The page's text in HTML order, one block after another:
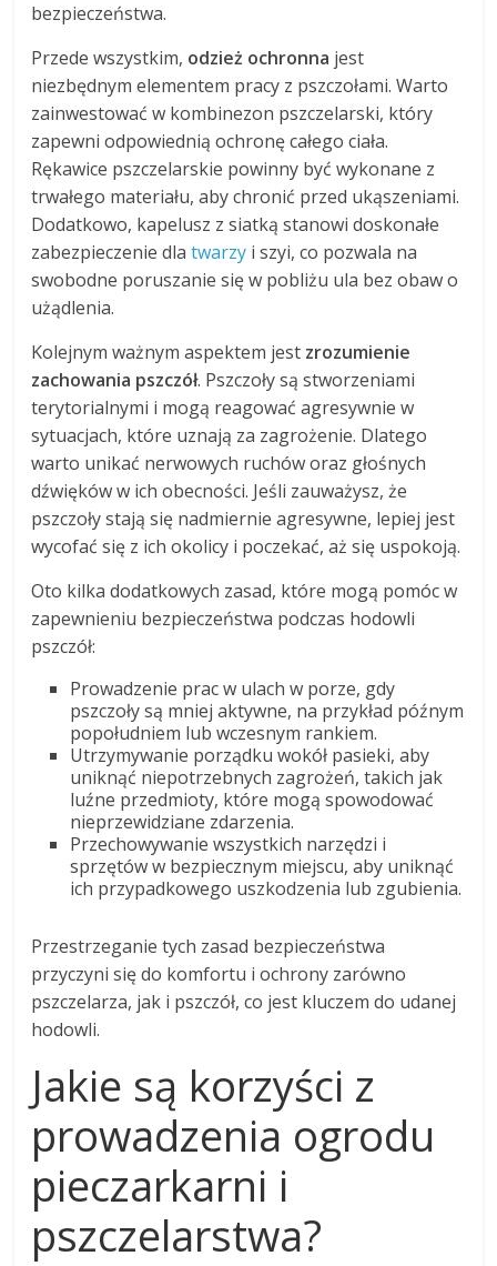
bezpieczeństwa.
Przede wszystkim, odzież ochronna jest
niezbędnym elementem pracy z pszczołami. Warto
zainwestować w kombinezon pszczelarski, który
zapewni odpowiednią ochronę całego ciała.
Rękawice pszczelarskie powinny być wykonane z
trwałego materiału, aby chronić przed ukąszeniami.
Dodatkowo, kapelusz z siatką stanowi doskonałe
zabezpieczenie dlatwarzy i szyi, co pozwala na
swobodne poruszanie się w pobliżu ula bez obaw o
użądlenia.
Kolejnym ważnym aspektem jest zrozumienie
zachowania pszczół. Pszczoły są stworzeniami
terytorialnymi i mogą reagować agresywnie w
sytuacjach, które uznają za zagrożenie. Dlatego
warto unikać nerwowych ruchów oraz głośnych
dźwięków w ich obecności. Jeśli zauważysz, że
pszczoły stają się nadmiernie agresywne, lepiej jest
wycofać się z ich okolicy i poczekać, aż się uspokoją.
Oto kilka dodatkowych zasad, które mogą pomóc w
zapewnieniu bezpieczeństwa podczas hodowli
pszczół:
Prowadzenie prac w ulach w porze, gdy
pszczoły są mniej aktywne, na przykład późnym
popołudniem lub wczesnym rankiem.
Utrzymywanie porządku wokół pasieki, aby
uniknąć niepotrzebnych zagrożeń, takich jak
luźne przedmioty, które mogą spowodować
nieprzewidziane zdarzenia.
Przechowywanie wszystkich narzędzi i
sprzętów w bezpiecznym miejscu, aby uniknąć
ich przypadkowego uszkodzenia lub zgubienia.
Przestrzeganie tych zasad bezpieczeństwa
przyczyni się do komfortu i ochrony zarówno
pszczelarza, jak i pszczół, co jest kluczem do udanej
hodowli.
Jakie są korzyści z
prowadzenia ogrodu
pieczarkarni i
pszczelarstwa?